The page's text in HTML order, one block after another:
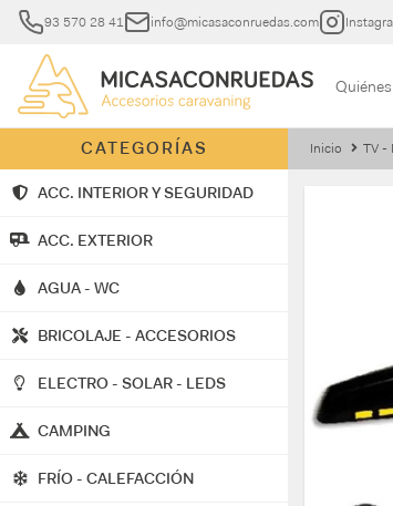
93 570 28 41 info@micasaconruedas.com
CATEGORÍAS
ACC. INTERIOR Y SEGURIDAD
ACC. EXTERIOR
AGUA - WC
BRICOLAJE - ACCESORIOS
ELECTRO - SOLAR - LEDS
CAMPING
FRÍO - CALEFACCIÓN
Inicio TV -